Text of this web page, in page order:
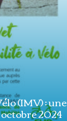
(IMV) : une
2024